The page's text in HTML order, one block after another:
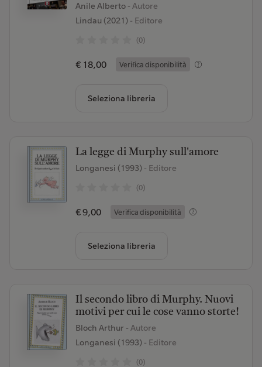
Anile Alberto - Autore
Lindau (2021)- Editore
(0)
€ 18,00 Verifica disponibilità
Seleziona libreria
La legge di Murphy sull'amore
Longanesi (1993)- Editore
(0)
€ 9,00 Verifica disponibilità
Seleziona libreria
Il secondo libro di Murphy. Nuovi
motivi per cui le cose vanno storte!
Bloch Arthur - Autore
Longanesi (1993)- Editore
(0)